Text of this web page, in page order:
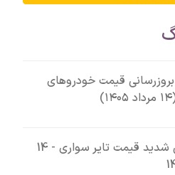
قیمت خودروهای
🔴افزایش شدید قیمت تایر سواری - 14